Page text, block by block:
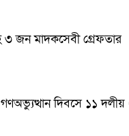
জন মাদকসেবী গ্রেফতার
দিবসে ১১